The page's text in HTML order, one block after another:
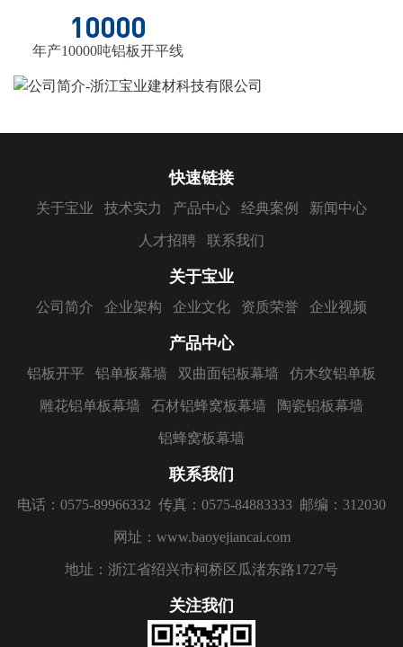
10000
年产10000吨铝板开平线
快速链接
关于宝业 技术实力 产品中心 经典案例 新闻中心
人才招聘 联系我们
关于宝业
公司简介 企业架构 企业文化 资质荣誉 企业视频
产品中心
铝板开平 铝单板幕墙 双曲面铝板幕墙 仿木纹铝单板
雕花铝单板幕墙 石材铝蜂窝板幕墙 陶瓷铝板幕墙
铝蜂窝板幕墙
联系我们
电话：0575-89966332 传真：0575-84883333 邮编：312030
网址：www.baoyejiancai.com
地址：浙江省绍兴市柯桥区瓜渚东路1727号
关注我们